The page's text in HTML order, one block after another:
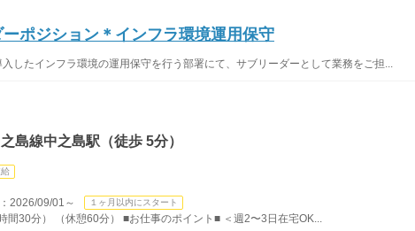
ーポジション＊インフラ環境運用保守
したインフラ環境の運用保守を行う部署にて、サブリーダーとして業務をご担...
島線中之島駅（徒歩 5分）
09/01～ １ヶ月以内にスタート
30分） （休憩60分） ■お仕事のポイント■ ＜週2〜3日在宅OK...